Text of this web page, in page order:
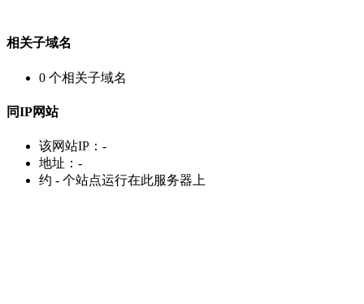
相关子域名
0 个相关子域名
同IP网站
该网站IP： -
地址： -
约 - 个站点运行在此服务器上